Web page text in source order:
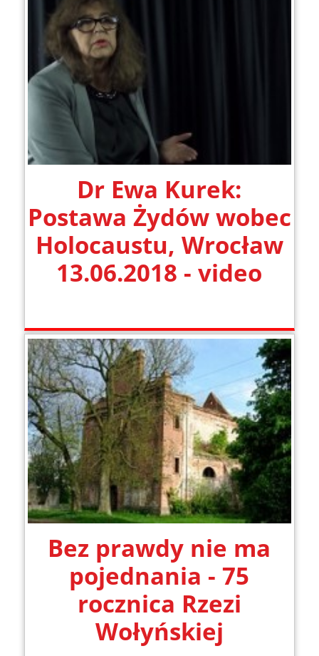
Dr Ewa Kurek:
Postawa Żydów wobec
Holocaustu, Wrocław
13.06.2018 - video
Bez prawdy nie ma
pojednania - 75
rocznica Rzezi
Wołyńskiej